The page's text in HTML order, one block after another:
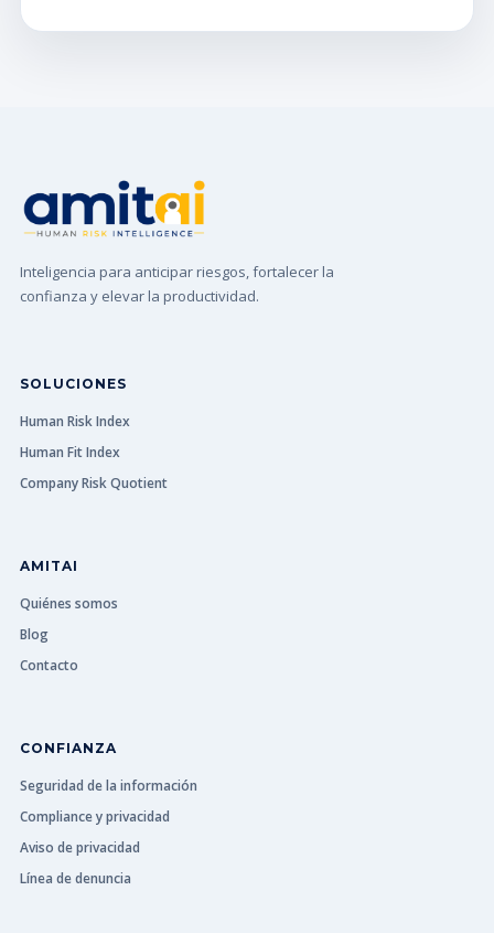
Inteligencia para anticipar riesgos, fortalecer la
confianza y elevar la productividad.
SOLUCIONES
Human Risk Index
Human Fit Index
Company Risk Quotient
AMITAI
Quiénes somos
Blog
Contacto
CONFIANZA
Seguridad de la información
Compliance y privacidad
Aviso de privacidad
Línea de denuncia